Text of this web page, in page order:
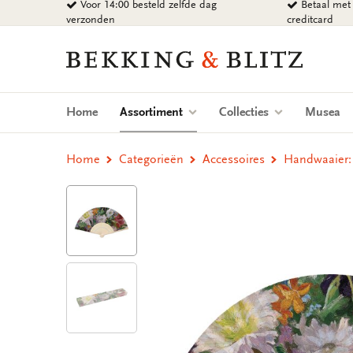
naar
Voor 14:00 besteld zelfde dag
verzonden
Betaal
creditcard
Bekking
Blitz
Uitgevers
Home Assortiment (current)Collecties Musea
Home Categorieën Accessoires